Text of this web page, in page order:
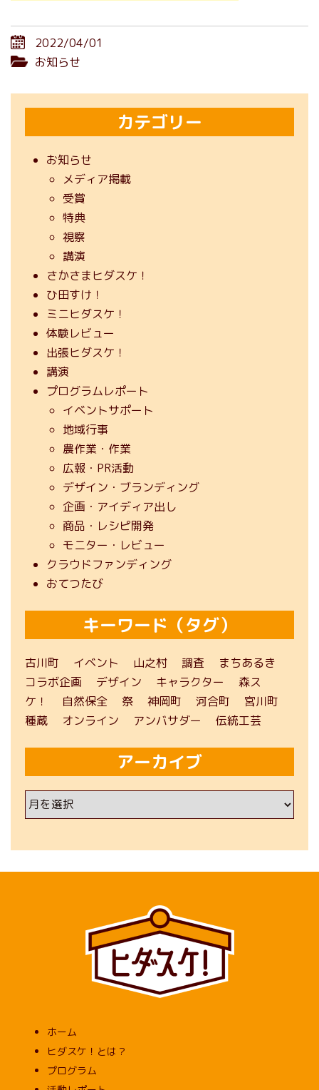
2022/04/01
お知らせ
カテゴリー
お知らせ
メディア掲載
受賞
特典
視察
講演
さかさまヒダスケ！
ひ田すけ！
ミニヒダスケ！
体験レビュー
出張ヒダスケ！
講演
プログラムレポート
イベントサポート
地域行事
農作業・作業
広報・PR活動
デザイン・ブランディング
企画・アイディア出し
商品・レシピ開発
モニター・レビュー
クラウドファンディング
おてつたび
キーワード（タグ）
古川町 イベント 山之村 調査
まちあるき
コラボ企画
デザイン キャラクター
森ス
ケ！
自然保全 祭 神岡町 河合町
宮川町
種蔵
オンライン アンバサダー 伝統工芸
アーカイブ
ア
ー
ブ
ホーム
ヒダスケ！とは？
プログラム